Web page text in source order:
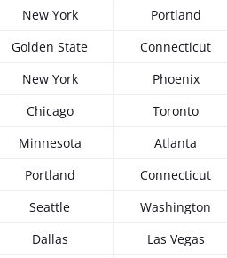
New York Portland
Golden State
Connecticut
New York
Phoenix
Chicago
Toronto
Minnesota
Atlanta
Portland
Connecticut
Seattle
Washington
Dallas
Las Vegas